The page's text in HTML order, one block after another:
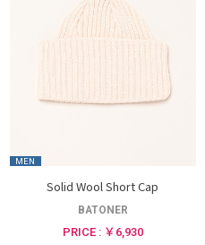
MEN
Solid Wool Short Cap
BATONER
PRICE : ￥6,930